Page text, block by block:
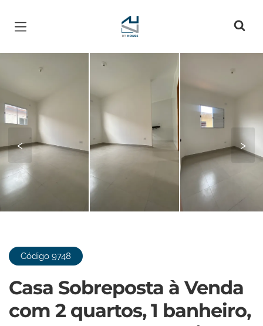
Página inicial
< >
Código 9748
Casa Sobreposta à Venda
com 2 quartos, 1 banheiro,